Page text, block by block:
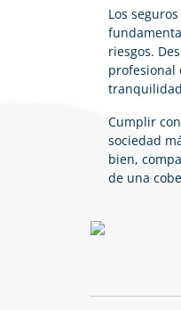
Los
riesgos.
profesional
Cumplir
sociedad
bien,
de una